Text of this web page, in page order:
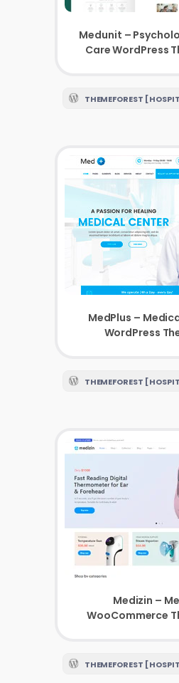
Medunit –
Care WordPress
THEMEFOREST [
MedPlus –
WordPress
THEMEFOREST [
Medizin –
WooCommerce
THEMEFOREST [